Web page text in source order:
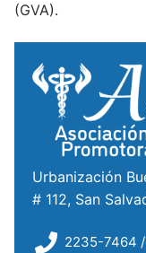
(GVA).
Urbanización
# 112, San
2235-7464